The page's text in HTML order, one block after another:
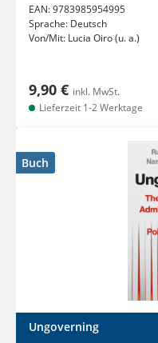
EAN:9783985954995
Sprache: Deutsch
Von/Mit: Lucia Oiro (u. a.)
9,90 € inkl. MwSt.
Lieferzeit 1-2 Werktage
Buch
Ungoverning